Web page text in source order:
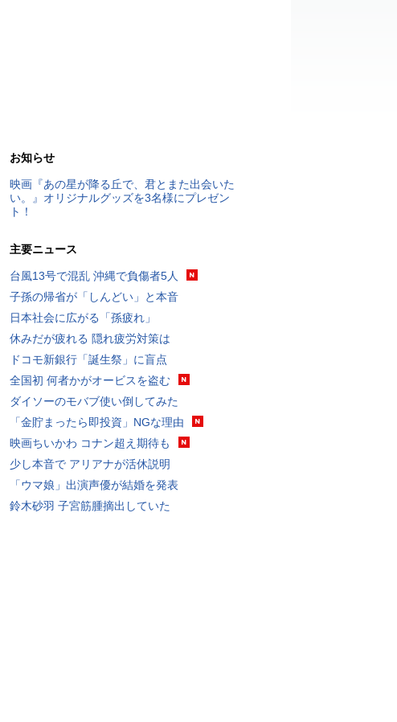
お知らせ
映画『あの星が降る丘で、君とまた出会いた
い。』オリジナルグッズを3名様にプレゼン
ト！
主要ニュース
台風13号で混乱 沖縄で負傷者5人
子孫の帰省が「しんどい」と本音
日本社会に広がる「孫疲れ」
休みだが疲れる 隠れ疲労対策は
ドコモ新銀行「誕生祭」に盲点
全国初 何者かがオービスを盗む
ダイソーのモバブ使い倒してみた
「金貯まったら即投資」NGな理由
映画ちいかわ コナン超え期待も
少し本音で アリアナが活休説明
「ウマ娘」出演声優が結婚を発表
鈴木砂羽 子宮筋腫摘出していた